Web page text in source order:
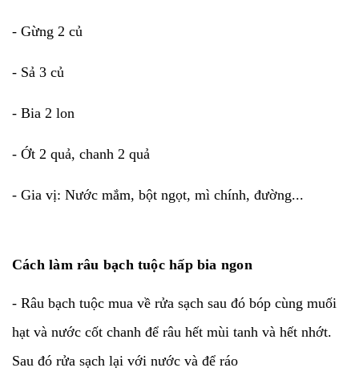
- Gừng 2 củ
- Sả 3 củ
- Bia 2 lon
- Ớt 2 quả, chanh 2 quả
- Gia vị: Nước mắm, bột ngọt, mì chính, đường...
Cách làm râu bạch tuộc hấp bia ngon
- Râu bạch tuộc mua về rửa sạch sau đó bóp cùng muối
hạt và nước cốt chanh để râu hết mùi tanh và hết nhớt.
Sau đó rửa sạch lại với nước và để ráo